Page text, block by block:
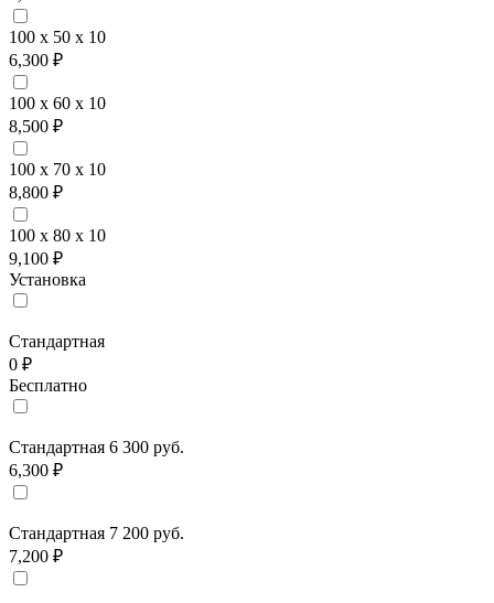
100 x 50 x 10
6,300 ₽
100 x 60 x 10
8,500 ₽
100 x 70 x 10
8,800 ₽
100 x 80 x 10
9,100 ₽
Установка
Стандартная
0 ₽
Бесплатно
Стандартная 6 300 руб.
6,300 ₽
Стандартная 7 200 руб.
7,200 ₽